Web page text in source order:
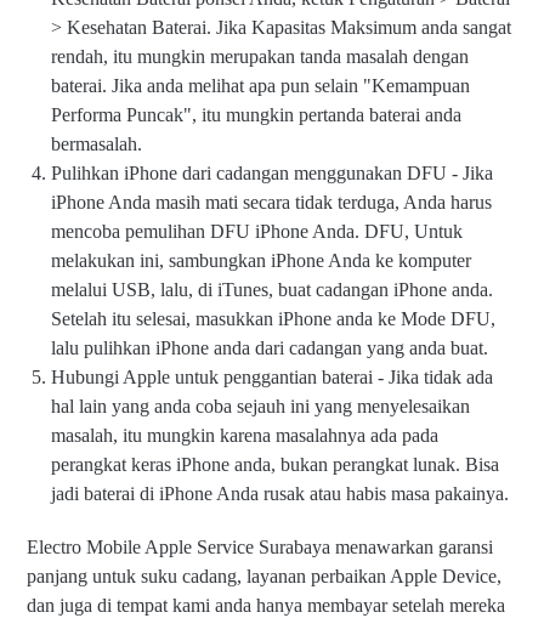
> Kesehatan Baterai. Jika Kapasitas Maksimum anda sangat
rendah, itu mungkin merupakan tanda masalah dengan
baterai. Jika anda melihat apa pun selain "Kemampuan
Performa Puncak", itu mungkin pertanda baterai anda
bermasalah.
Pulihkan iPhone dari cadangan menggunakan DFU - Jika
iPhone Anda masih mati secara tidak terduga, Anda harus
mencoba pemulihan DFU iPhone Anda. DFU, Untuk
melakukan ini, sambungkan iPhone Anda ke komputer
melalui USB, lalu, di iTunes, buat cadangan iPhone anda.
Setelah itu selesai, masukkan iPhone anda ke Mode DFU,
lalu pulihkan iPhone anda dari cadangan yang anda buat.
Hubungi Apple untuk penggantian baterai - Jika tidak ada
hal lain yang anda coba sejauh ini yang menyelesaikan
masalah, itu mungkin karena masalahnya ada pada
perangkat keras iPhone anda, bukan perangkat lunak. Bisa
jadi baterai di iPhone Anda rusak atau habis masa pakainya.
Electro Mobile Apple Service Surabaya menawarkan garansi
panjang untuk suku cadang, layanan perbaikan Apple Device,
dan juga di tempat kami anda hanya membayar setelah mereka
h
o
er
ce
ur
ab
El
ec
M
o
A
p
S
er
vi